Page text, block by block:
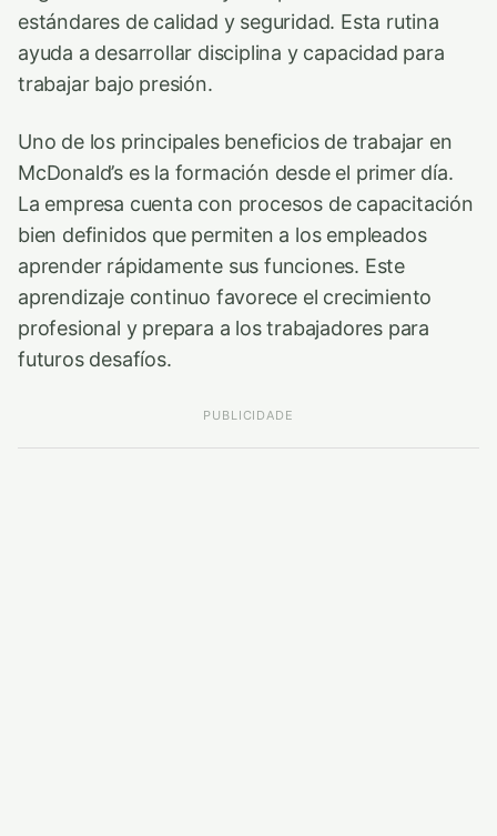
estándares de calidad y seguridad. Esta rutina
ayuda a desarrollar disciplina y capacidad para
trabajar bajo presión.
Uno de los principales beneficios de trabajar en
McDonald’s es la formación desde el primer día.
La empresa cuenta con procesos de capacitación
bien definidos que permiten a los empleados
aprender rápidamente sus funciones. Este
aprendizaje continuo favorece el crecimiento
profesional y prepara a los trabajadores para
futuros desafíos.
PUBLICIDADE